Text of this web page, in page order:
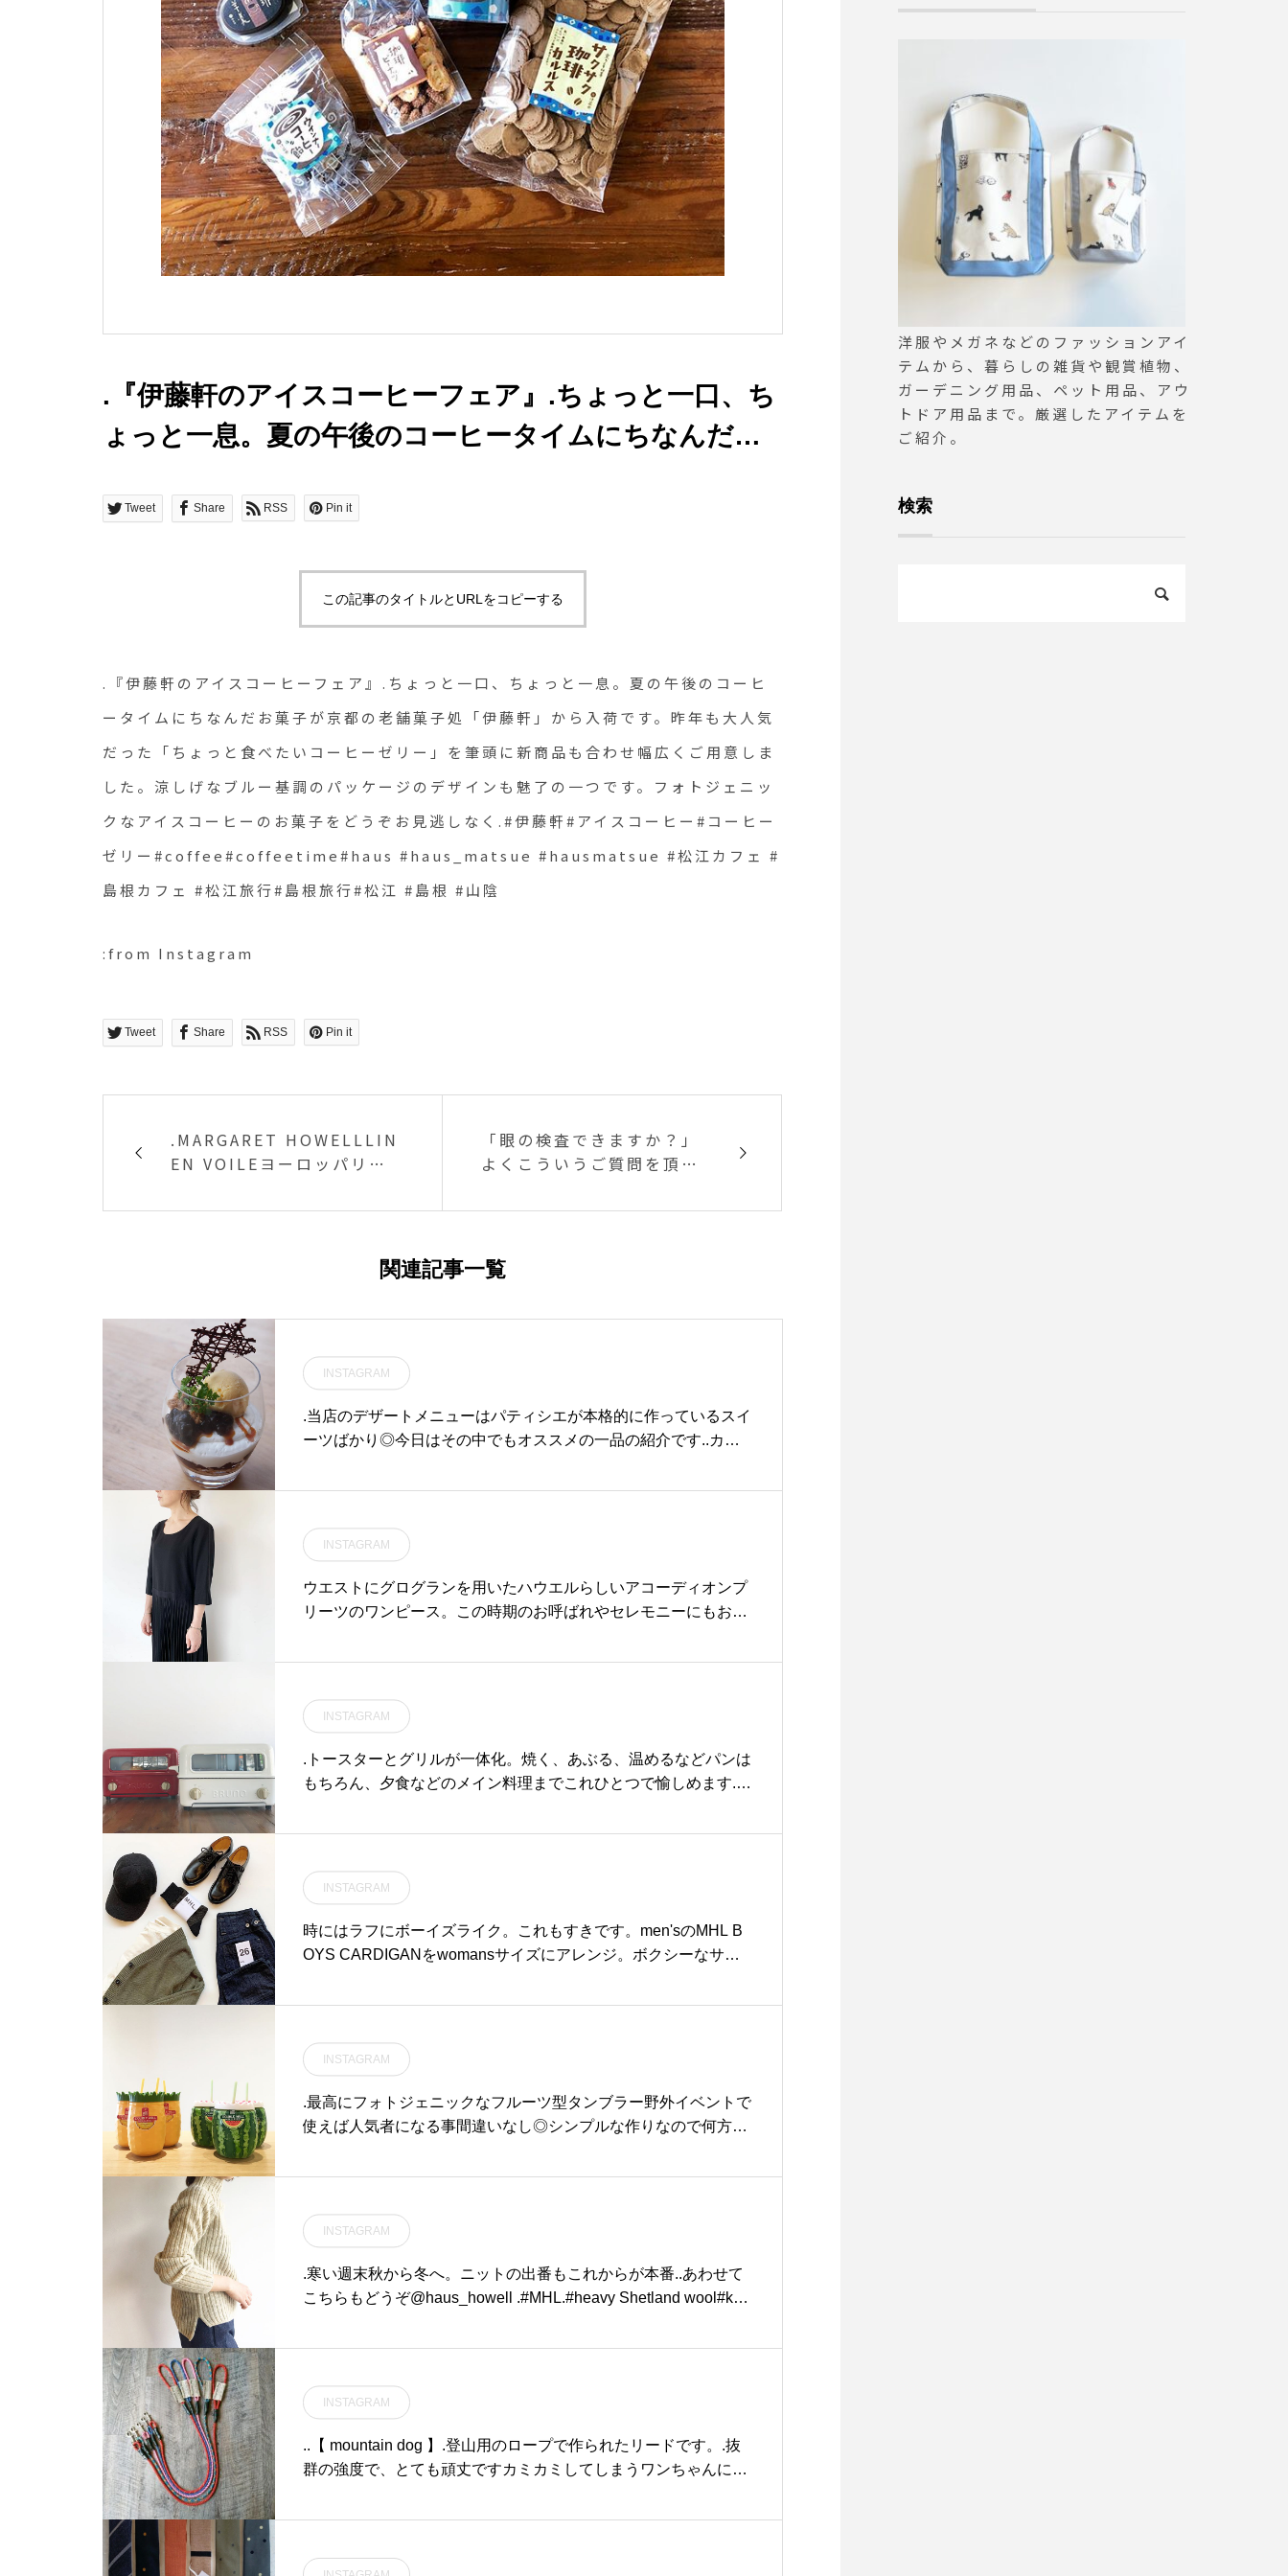
.『伊藤軒のアイスコーヒーフェア️』.ちょっと一口、ち
ょっと一息。夏の午後のコーヒータイムにちなんだお
も大人気だった「ちょっと食べたいコーヒーゼリー」
げなブルー基調のパッケージのデザインも魅了の一つ
です。フォトジェニックなアイスコーヒーのお菓子を
どうぞお見逃しなく️.#伊藤軒#アイスコーヒー#コーヒ
ーゼリー#coffee#coffeetime#haus #haus_matsue
#hausmatsue #松江カフェ #島根カフェ #松江旅行#島
根旅行#松江 #島根 #山陰
Tweet Share RSS Pin it
この記事のタイトルとURLをコピーする
.『伊藤軒のアイスコーヒーフェア️』.ちょっと一口、ちょっと一息。夏の午後のコーヒ
ータイムにちなんだお菓子が京都の老舗菓子処「伊藤軒」から入荷です。昨年も大人気
だった「ちょっと食べたいコーヒーゼリー」を筆頭に新商品も合わせ幅広くご用意しま
した。涼しげなブルー基調のパッケージのデザインも魅了の一つです。フォトジェニッ
クなアイスコーヒーのお菓子をどうぞお見逃しなく️.#伊藤軒#アイスコーヒー#コーヒー
ゼリー#coffee#coffeetime#haus #haus_matsue #hausmatsue #松江カフェ #
島根カフェ #松江旅行#島根旅行#松江 #島根 #山陰
:from Instagram
Tweet Share RSS Pin it
.MARGARET HOWELLLIN
EN VOILEヨーロッパリネ
の定番のシャツ。元気いっ
引きます。あわせてこちら
もどうぞ@haus_howell .
n voile#shirt#Europali
nen#edwin#denim#ancr
e strap sandal#sandal#
bobby sock#socks#靴下
#hausmatsue #島根#松江
「眼の検査できますか？」
よくこういうご質問を頂き
きます！」 なんだか近頃見
方、今のメガネの度合って
るかな？という方、免許の
#haus_matsue #haus_m
egane #メガネ#視力検査
#こ
関連記事一覧
INSTAGRAM
.当店のデザートメニューはパティシエが本格的に作っているスイ
ーツばかり◎今日はその中でもオススメの一品の紹介です..カフ
ェ〉.アールグレイの香りを閉じ込めたつるんとした食感のゼリー
ルムースがいいアクセントです◎タピオカがものっていて色んな
食感が楽しめます.. 《HÅUS営業時間》◎ショップ 11:00〜20:00.
◎TABLE HÅUSランチ 11:30〜14:00カフェ 14:00〜18:00(Lo.17:
30)#HAUS#HÅUS#TABLEHAUS#hausmatsue#haus_matsue#ga
INSTAGRAM
ウエストにグログランを用いたハウエルらしいアコーディオンプ
リーツのワンピース。この時期のお呼ばれやセレモニーにもおす
感も軽やかです。プリーツ加工が施してあるので座ったりしても
す。気軽にお問い合わせくださいませ。TEL 0852-61-5885HAUS
のアパレルのインスタはこちらです︎@haus_howell ．#margareth
owell #fine wool gabardine#onepiece #occasion#pleats#プリーツ
加工#hausmatsue #島根#松江
INSTAGRAM
.トースターとグリルが一体化。焼く、あぶる、温めるなどパンは
もちろん、夕食などのメイン料理までこれひとつで愉しめます︎.焼
ので簡単！お家にひとつあると家事も楽ちん。とても便利です
グリル#ダブルヒータートースター#ブルーノ #BRUNO#赤 #白 #
家電#hausmatsue #島根 #松江
INSTAGRAM
時にはラフにボーイズライク。これもすきです。men'sのMHL B
OYS CARDIGANをwomansサイズにアレンジ。ボクシーなサイ
あるアイテムです。重すぎず、糸の表情も感じることができるコ
す。color グリーン、ブラック#MHL#rough cotton#cardigan#light
cotton jersey#CANTON#denim#matureha #cap#socks#革靴#hau
smatsue #島根#松江
INSTAGRAM
.最高にフォトジェニックなフルーツ型タンブラー野外イベントで
使えば人気者になる事間違いなし◎シンプルな作りなので何方で
タンブラー#haus#haus_matsue#hausmatsue #松江カフェ #島根
INSTAGRAM
.寒い週末秋から冬へ。ニットの出番もこれからが本番︎..あわせて
こちらもどうぞ︎@haus_howell .#MHL.#heavy Shetland wool#knit
e #島根#松江
INSTAGRAM
..【 mountain dog 】.登山用のロープで作られたリードです。.抜
群の強度で、とても頑丈です️カミカミしてしまうワンちゃんにも
イズ太さ 7mm 長さ174cmGROOM HAUS松江市乃白町20270852
#松江ペット#松江市トリミング #松江トリミングサロン #松江#
洋服やメガネなどのファッションアイ
テムから、暮らしの雑貨や観賞植物、
ガーデニング用品、ペット用品、アウ
トドア用品まで。厳選したアイテムを
ご紹介。
検索